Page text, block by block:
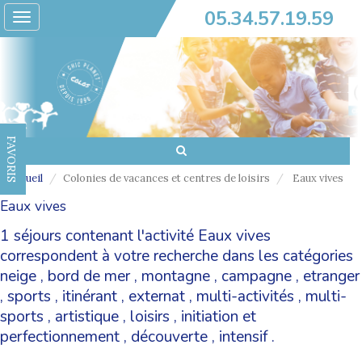
Toggle
navigation
05.34.57.19.59
FAVORIS
Accueil Colonies de vacances et centres de loisirs Eaux vives
Eaux vives
1 séjours contenant l'activité Eaux vives
correspondent à votre recherche dans les catégories
neige , bord de mer, montagne , campagne , etranger
, sports , itinérant , externat , multi-activités , multi-
sports , artistique , loisirs , initiation et
perfectionnement , découverte , intensif.